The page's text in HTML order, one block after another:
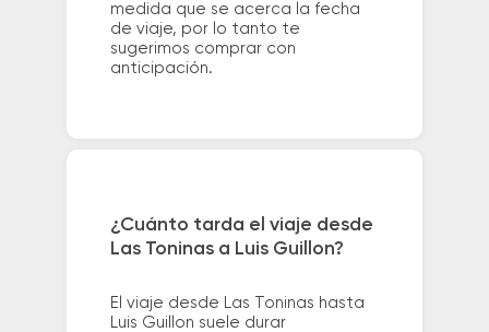
medida que se acerca la fecha
de viaje, por lo tanto te
sugerimos comprar con
anticipación.
¿Cuánto tarda el viaje desde
Las Toninas a Luis Guillon?
El viaje desde Las Toninas hasta
Luis Guillon suele durar